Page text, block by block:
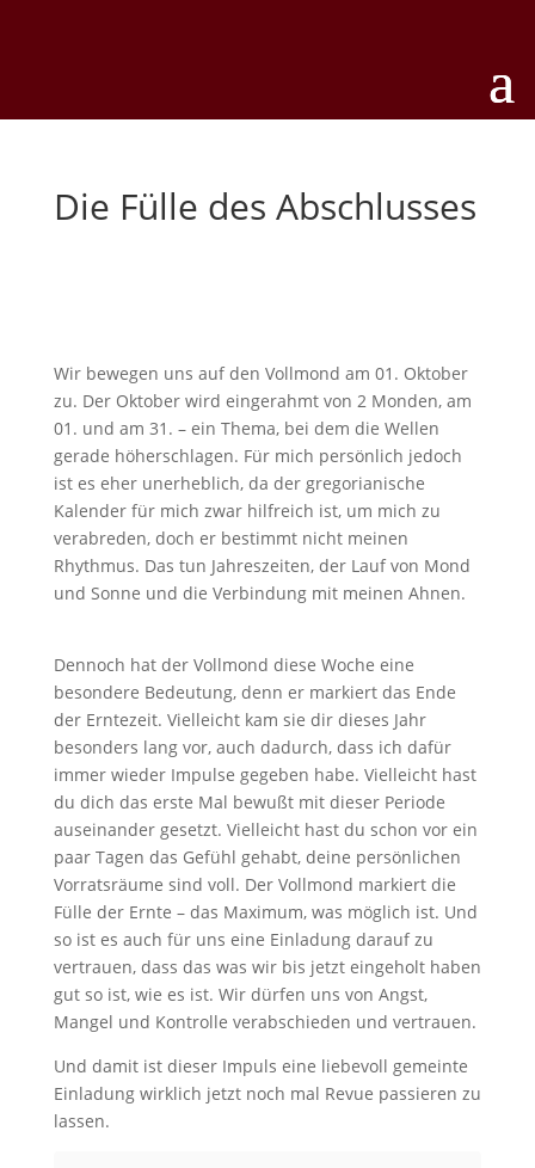
Die Fülle des Abschlusses
Wir bewegen uns auf den Vollmond am 01. Oktober
zu. Der Oktober wird eingerahmt von 2 Monden, am
01. und am 31. – ein Thema, bei dem die Wellen
gerade höherschlagen. Für mich persönlich jedoch
ist es eher unerheblich, da der gregorianische
Kalender für mich zwar hilfreich ist, um mich zu
verabreden, doch er bestimmt nicht meinen
Rhythmus. Das tun Jahreszeiten, der Lauf von Mond
und Sonne und die Verbindung mit meinen Ahnen.
Dennoch hat der Vollmond diese Woche eine
besondere Bedeutung, denn er markiert das Ende
der Erntezeit. Vielleicht kam sie dir dieses Jahr
besonders lang vor, auch dadurch, dass ich dafür
immer wieder Impulse gegeben habe. Vielleicht hast
du dich das erste Mal bewußt mit dieser Periode
auseinander gesetzt. Vielleicht hast du schon vor ein
paar Tagen das Gefühl gehabt, deine persönlichen
Vorratsräume sind voll. Der Vollmond markiert die
Fülle der Ernte – das Maximum, was möglich ist. Und
so ist es auch für uns eine Einladung darauf zu
vertrauen, dass das was wir bis jetzt eingeholt haben
gut so ist, wie es ist. Wir dürfen uns von Angst,
Mangel und Kontrolle verabschieden und vertrauen.
Und damit ist dieser Impuls eine liebevoll gemeinte
Einladung wirklich jetzt noch mal Revue passieren zu
lassen.